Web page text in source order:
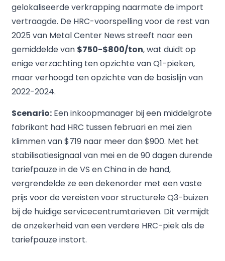
gelokaliseerde verkrapping naarmate de import
vertraagde. De HRC-voorspelling voor de rest van
2025 van Metal Center News streeft naar een
gemiddelde van $750-$800/ton, wat duidt op
enige verzachting ten opzichte van Q1-pieken,
maar verhoogd ten opzichte van de basislijn van
2022-2024.
Scenario:Een inkoopmanager bij een middelgrote
fabrikant had HRC tussen februari en mei zien
klimmen van $719 naar meer dan $900. Met het
stabilisatiesignaal van mei en de 90 dagen durende
tariefpauze in de VS en China in de hand,
vergrendelde ze een dekenorder met een vaste
prijs voor de vereisten voor structurele Q3-buizen
bij de huidige servicecentrumtarieven. Dit vermijdt
de onzekerheid van een verdere HRC-piek als de
tariefpauze instort.